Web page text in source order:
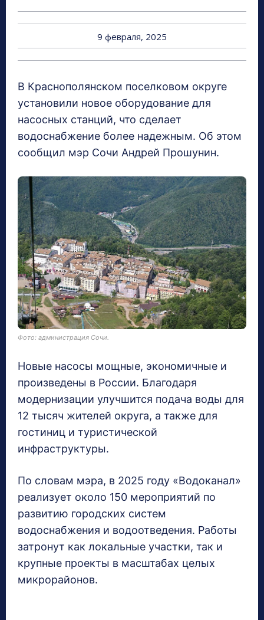
9 февраля, 2025
В Краснополянском поселковом округе
установили новое оборудование для
насосных станций, что сделает
водоснабжение более надежным. Об этом
сообщил мэр Сочи Андрей Прошунин.
Фото: администрация Сочи.
Новые насосы мощные, экономичные и
произведены в России. Благодаря
модернизации улучшится подача воды для
12 тысяч жителей округа, а также для
гостиниц и туристической
инфраструктуры.
По словам мэра, в 2025 году «Водоканал»
реализует около 150 мероприятий по
развитию городских систем
водоснабжения и водоотведения. Работы
затронут как локальные участки, так и
крупные проекты в масштабах целых
микрорайонов.